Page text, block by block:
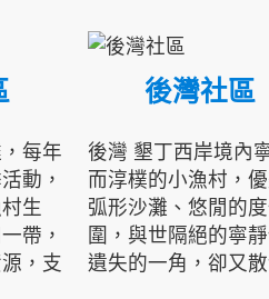
每年
動，
生
帶，
，支
後灣社區
後灣 墾丁西岸境內
而淳樸的小漁村，
弧形沙灘、悠閒的
圍，與世隔絕的寧
遺失的一角，卻又